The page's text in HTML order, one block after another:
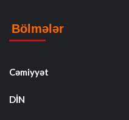
Bölmələr
Cəmiyyət
DİN